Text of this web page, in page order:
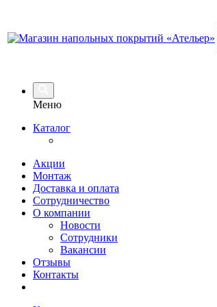
Меню
Каталог
Акции
Монтаж
Доставка и оплата
Сотрудничество
О компании
Новости
Сотрудники
Вакансии
Отзывы
Контакты